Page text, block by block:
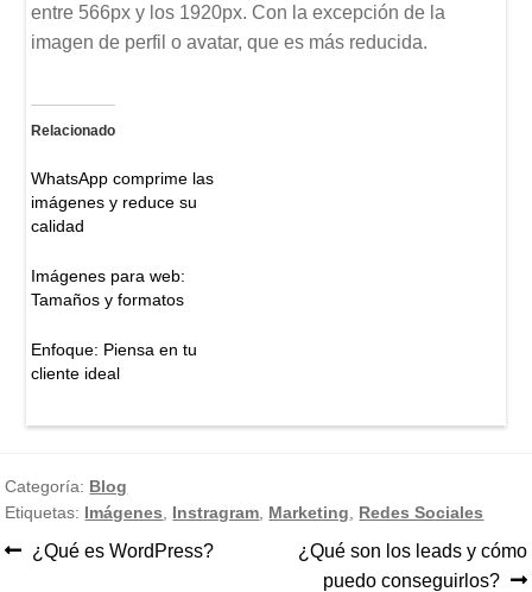
entre 566px y los 1920px. Con la excepción de la
imagen de perfil o avatar, que es más reducida.
Relacionado
WhatsApp comprime las
imágenes y reduce su
calidad
Imágenes para web:
Tamaños y formatos
Enfoque: Piensa en tu
cliente ideal
Categoría: Blog
Etiquetas: Imágenes Instragram Marketing Redes Sociales
Navegación
Anterior:
¿Qué es WordPress? Siguiente:
¿Qué son los leads y cómo
puedo conseguirlos?